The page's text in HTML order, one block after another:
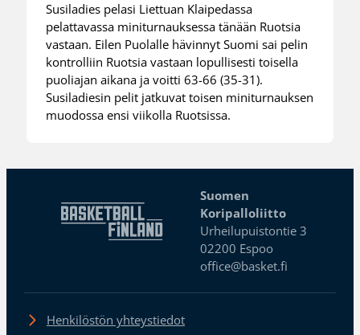
Susiladies pelasi Liettuan Klaipedassa
pelattavassa miniturnauksessa tänään Ruotsia
vastaan. Eilen Puolalle hävinnyt Suomi sai pelin
kontrolliin Ruotsia vastaan lopullisesti toisella
puoliajan aikana ja voitti 63-66 (35-31).
Susiladiesin pelit jatkuvat toisen miniturnauksen
muodossa ensi viikolla Ruotsissa.
Suomen
Koripalloliitto
Urheilupuistontie 3
02200 Espoo
office@basket.fi
Henkilöstön yhteystiedot